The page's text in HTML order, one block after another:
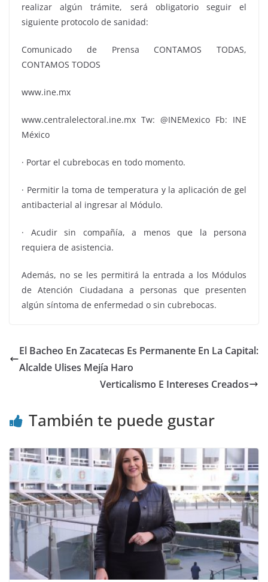
realizar algún trámite, será obligatorio seguir el
siguiente protocolo de sanidad:
Comunicado de Prensa CONTAMOS TODAS,
CONTAMOS TODOS
www.ine.mx
www.centralelectoral.ine.mx Tw: @INEMexico Fb: INE
México
· Portar el cubrebocas en todo momento.
· Permitir la toma de temperatura y la aplicación de gel
antibacterial al ingresar al Módulo.
· Acudir sin compañía, a menos que la persona
requiera de asistencia.
Además, no se les permitirá la entrada a los Módulos
de Atención Ciudadana a personas que presenten
algún síntoma de enfermedad o sin cubrebocas.
El Bacheo En Zacatecas Es Permanente En La Capital:
Alcalde Ulises Mejía Haro
Verticalismo E Intereses Creados
También te puede gustar